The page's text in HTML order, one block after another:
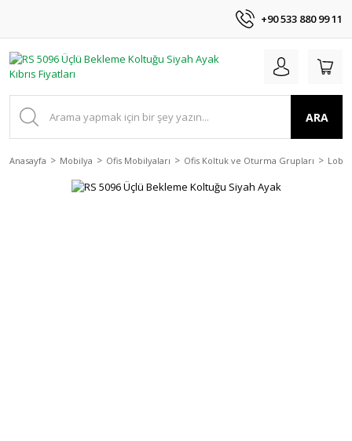
+90 533 880 99 11
ARA
Anasayfa Mobilya Ofis Mobilyaları Ofis Koltuk ve Oturma Grupları Lobi